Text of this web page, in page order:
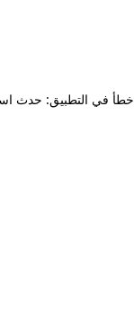
خطأ في التطبيق: حدث